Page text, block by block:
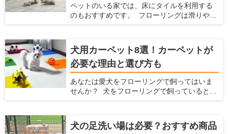
ペットのいる家では、床にタイルを利用する
のもおすすめです。 フローリングは滑りやす
いったデメリットを防げます。 ここでは、
ペットを飼っている家にとってタイルにどの
ようなメリットやデメリットがあるか、どん
なタイルを選べばいいかを解説するととも
に、おすすめのタイルを紹介します。 ペット
を飼っていて、床をタイルにするか検討して
犬用カーペット8選！カーペットが
必要な理由と選び方も
あなたは愛犬をフローリングで飼ってはいま
せんか？ 犬をフローリングで飼っていると、
の足音、フローリングに染みつく臭いなどで
す。こういった悩みを解消するには、カー
犬の足洗い場は必要？おすすめ商品